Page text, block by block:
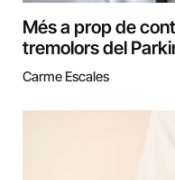
Més a prop de
tremolors del
Carme Escales